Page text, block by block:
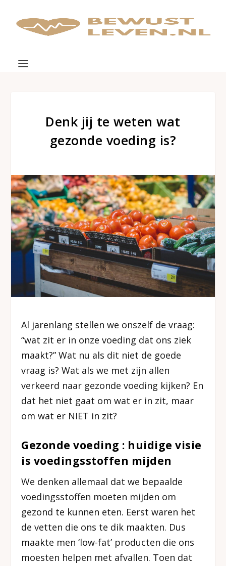
Denk jij te weten wat
gezonde voeding is?
Al jarenlang stellen we onszelf de vraag:
“wat zit er in onze voeding dat ons ziek
maakt?” Wat nu als dit niet de goede
vraag is? Wat als we met zijn allen
verkeerd naar gezonde voeding kijken? En
dat het niet gaat om wat er in zit, maar
om wat er NIET in zit?
Gezonde voeding : huidige visie
is voedingsstoffen mijden
We denken allemaal dat we bepaalde
voedingsstoffen moeten mijden om
gezond te kunnen eten. Eerst waren het
de vetten die ons te dik maakten. Dus
maakte men ‘low-fat’ producten die ons
moesten helpen met afvallen. Toen dat